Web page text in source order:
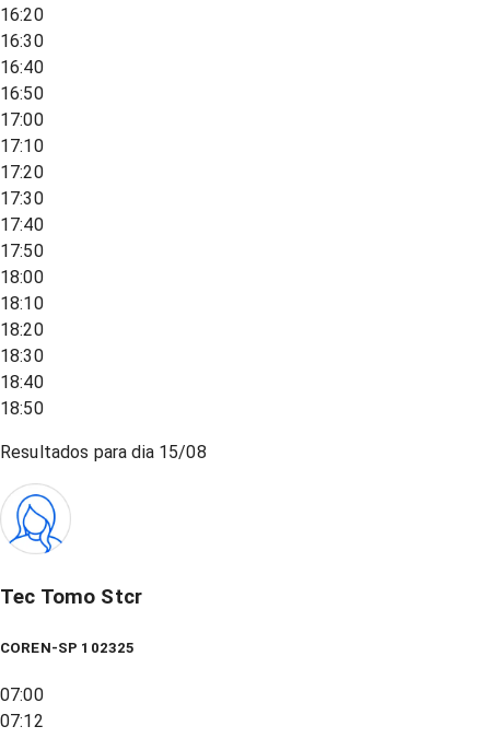
16:20
16:30
16:40
16:50
17:00
17:10
17:20
17:30
17:40
17:50
18:00
18:10
18:20
18:30
18:40
18:50
Resultados para dia 15/08
Tec Tomo Stcr
COREN-SP 102325
07:00
07:12